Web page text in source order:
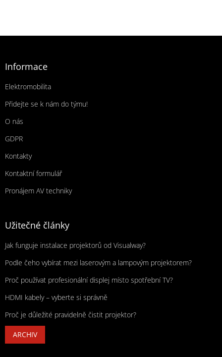
Informace
Elektromobilita
Přidejte se k nám do týmu!
O nás
GDPR
Kontakty
Kontaktní formulář
Pronájem AV techniky
Užitečné články
Jak funguje instalace projektorů od Visualway?
Podle čeho vybírat mezi laserovým a lampovým projektorem?
Proč používat profesionální displej místo spotřební TV?
HDMI kabely – vyberte si správně
Proč je důležité pravidelně čistit projektor?
ARCHIV